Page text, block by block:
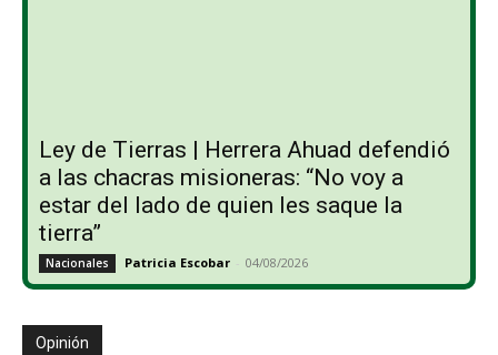
Ley de Tierras | Herrera Ahuad defendió
a las chacras misioneras: “No voy a
estar del lado de quien les saque la
tierra”
Nacionales Patricia Escobar - 04/08/2026
Opinión